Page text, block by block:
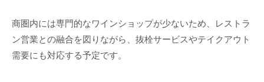
商圏内には専門的なワインショップが少ないため、レストラ
ン営業との融合を図りながら、抜栓サービスやテイクアウト
需要にも対応する予定です。